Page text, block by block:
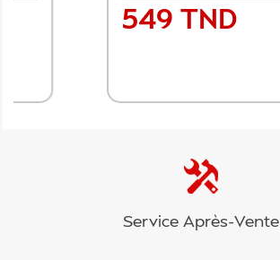
549 TND
Service Après-Vente